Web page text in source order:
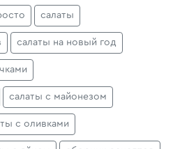
салаты
салаты на новый год
салаты с майонезом
с оливками